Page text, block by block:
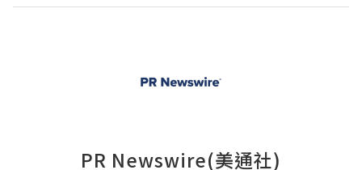
PR Newswire(美通社)